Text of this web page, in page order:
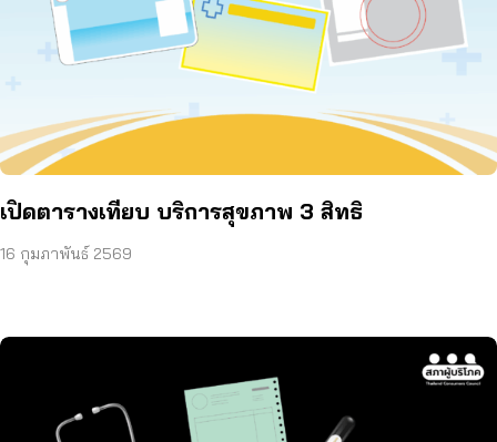
เปิดตารางเทียบ บริการสุขภาพ 3 สิทธิ
16 กุมภาพันธ์ 2569